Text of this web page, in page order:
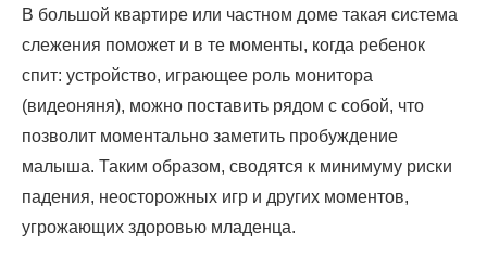
В большой квартире или частном доме такая система
слежения поможет и в те моменты, когда ребенок
спит: устройство, играющее роль монитора
(видеоняня), можно поставить рядом с собой, что
позволит моментально заметить пробуждение
малыша. Таким образом, сводятся к минимуму риски
падения, неосторожных игр и других моментов,
угрожающих здоровью младенца.